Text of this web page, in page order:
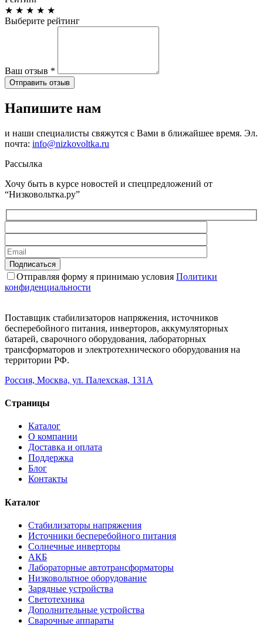
★ ★ ★ ★ ★
Выберите рейтинг
Ваш отзыв *
Отправить отзыв
Напишите нам
и наши специалисты свяжутся с Вами в ближайшее время. Эл.
почта: info@nizkovoltka.ru
Рассылка
Хочу быть в курсе новостей и спецпредложений от
“Низковольтка.ру”
Отправляя форму я принимаю условия Политики
конфиденциальности
Поставщик стабилизаторов напряжения, источников
бесперебойного питания, инверторов, аккумуляторных
батарей, сварочного оборудования, лабораторных
трансформаторов и электротехнического оборудования на
территории РФ.
Россия, Москва, ул. Палехская, 131А
Страницы
Каталог
О компании
Доставка и оплата
Поддержка
Блог
Контакты
Каталог
Стабилизаторы напряжения
Источники бесперебойного питания
Солнечные инверторы
АКБ
Лабораторные автотрансформаторы
Низковольтное оборудование
Зарядные устройства
Светотехника
Дополнительные устройства
Сварочные аппараты